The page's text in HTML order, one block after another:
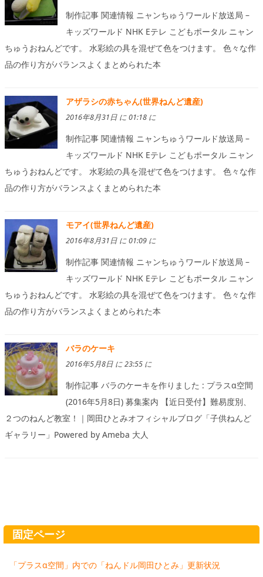
制作記事 関連情報 ニャンちゅうワールド放送局 –
キッズワールド NHK Eテレ こどもポータル ニャン
ちゅうおねんどです。 水彩絵の具を混ぜて色をつけます。 色々な作
品の作り方がバランスよくまとめられた本
アザラシの赤ちゃん(世界ねんど遺産)
2016年8月31日 に 01:18 に
制作記事 関連情報 ニャンちゅうワールド放送局 –
キッズワールド NHK Eテレ こどもポータル ニャン
ちゅうおねんどです。 水彩絵の具を混ぜて色をつけます。 色々な作
品の作り方がバランスよくまとめられた本
モアイ(世界ねんど遺産)
2016年8月31日 に 01:09 に
制作記事 関連情報 ニャンちゅうワールド放送局 –
キッズワールド NHK Eテレ こどもポータル ニャン
ちゅうおねんどです。 水彩絵の具を混ぜて色をつけます。 色々な作
品の作り方がバランスよくまとめられた本
バラのケーキ
2016年5月8日 に 23:55 に
制作記事 バラのケーキを作りました : プラスα空間
(2016年5月8日) 募集案内 【近日受付】難易度別、
２つのねんど教室！｜岡田ひとみオフィシャルブログ「子供ねんど
ギャラリー」Powered by Ameba 大人
固定ページ
「プラスα空間」内での「ねんドル岡田ひとみ」更新状況